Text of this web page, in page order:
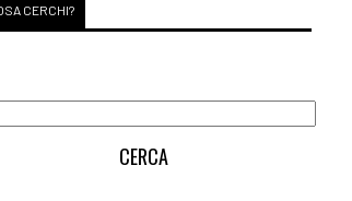
CERCHI?